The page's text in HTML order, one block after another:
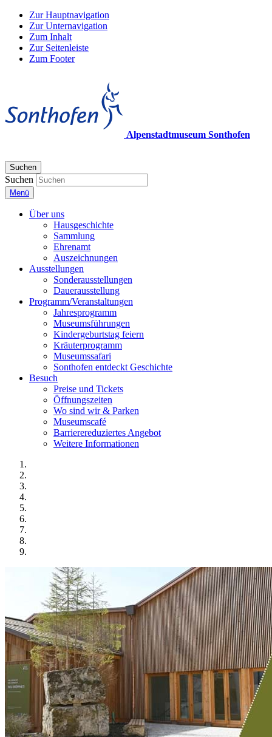
Zur Hauptnavigation
Zur Unternavigation
Zum Inhalt
Zur Seitenleiste
Zum Footer
Alpenstadtmuseum Sonthofen
Suchen
Suchen
Menü
Über uns
Hausgeschichte
Sammlung
Ehrenamt
Auszeichnungen
Ausstellungen
Sonderausstellungen
Dauerausstellung
Programm/Veranstaltungen
Jahresprogramm
Museumsführungen
Kindergeburtstag feiern
Kräuterprogramm
Museumssafari
Sonthofen entdeckt Geschichte
Besuch
Preise und Tickets
Öffnungszeiten
Wo sind wir & Parken
Museumscafé
Barrierereduziertes Angebot
Weitere Informationen